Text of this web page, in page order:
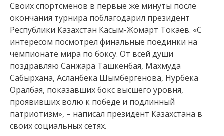
Своих спортсменов в первые же минуты после
окончания турнира поблагодарил президент
Республики Казахстан Касым-Жомарт Токаев. «С
интересом посмотрел финальные поединки на
чемпионате мира по боксу. От всей души
поздравляю Санжара Ташкенбая, Махмуда
Сабырхана, Асланбека Шымбергенова, Нурбека
Оралбая, показавших бокс высшего уровня,
проявивших волю к победе и подлинный
патриотизм», – написал президент Казахстана в
своих социальных сетях.